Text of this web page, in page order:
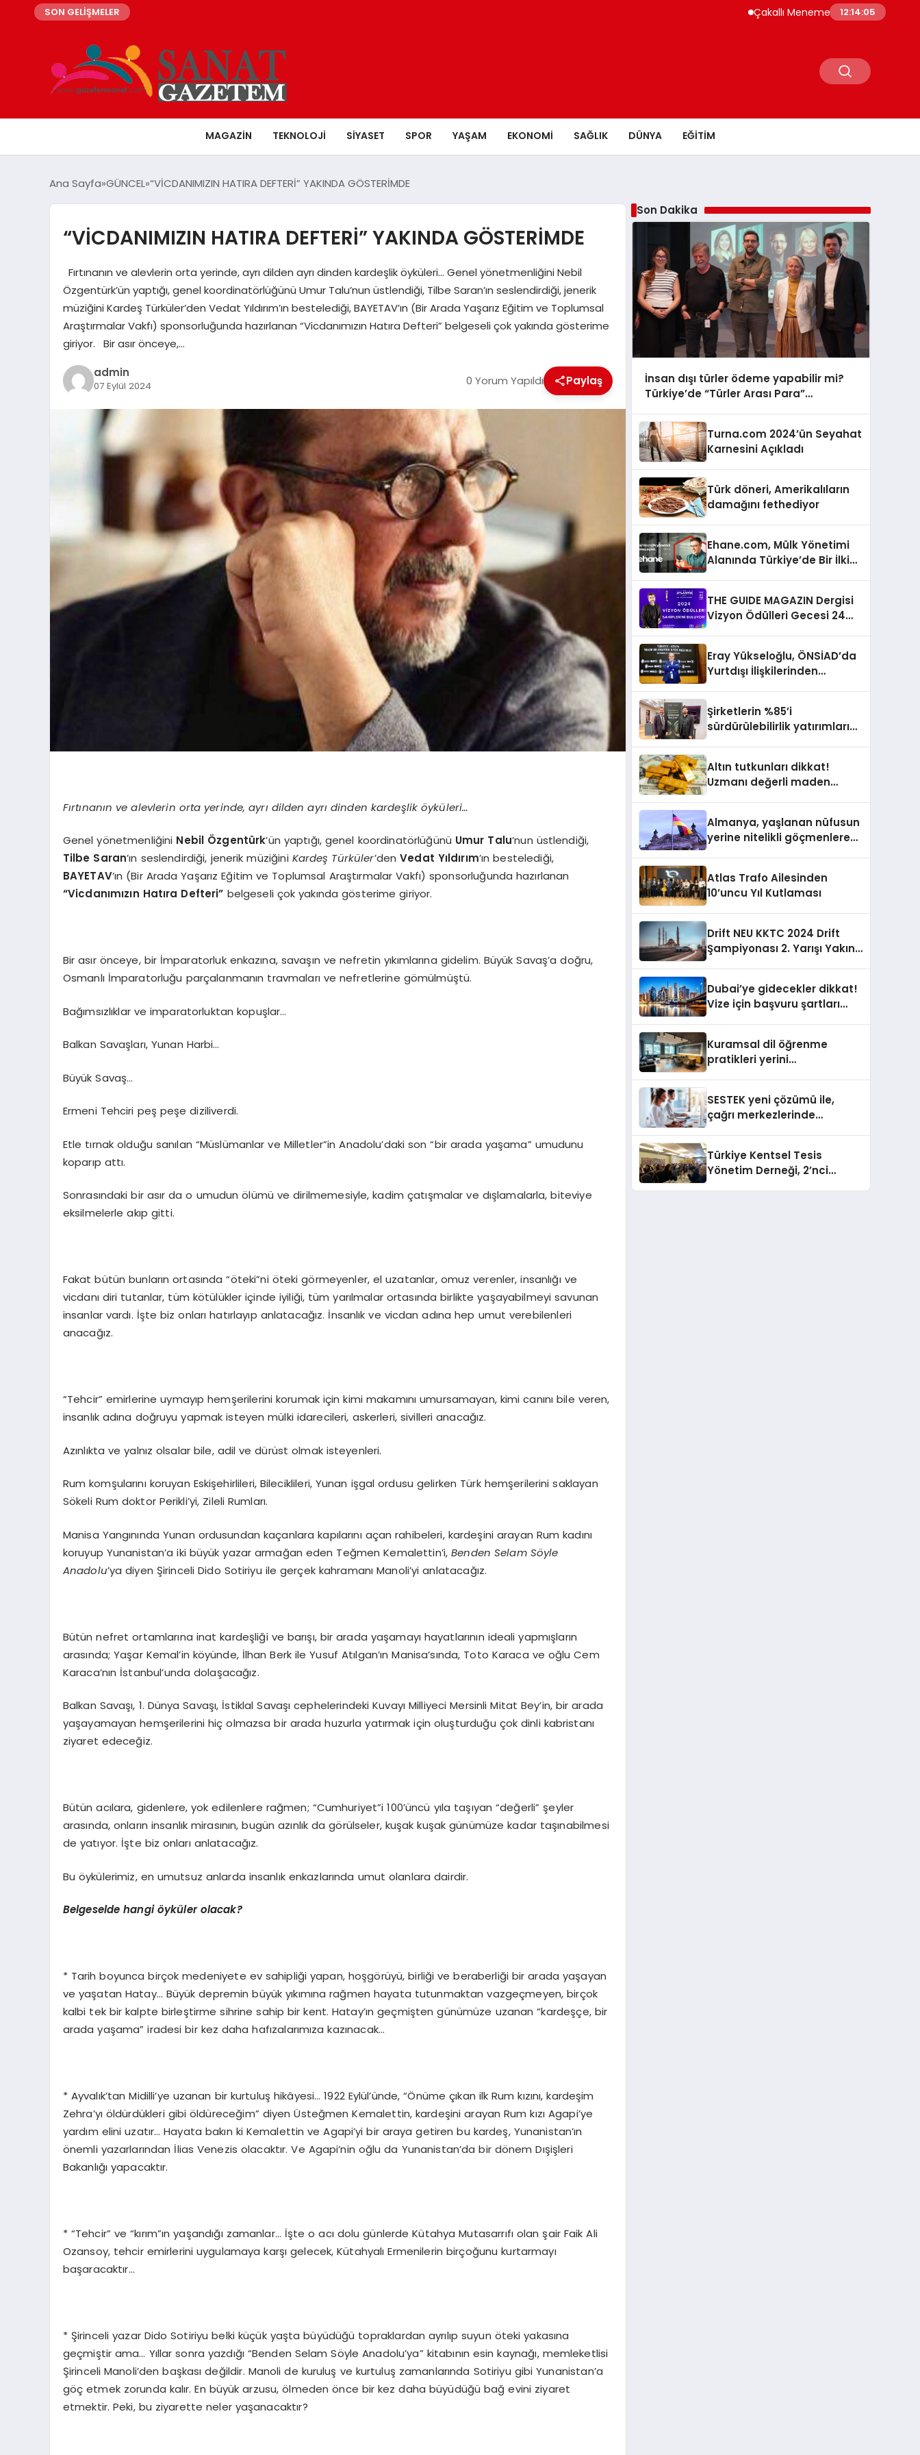
SON GELİŞMELER Çakallı Menemeni Neden Meşhur?
12:14:06
MAGAZIN TEKNOLOJI SIYASET SPOR YAŞAM EKONOMI SAĞLIK DÜNYA EĞITIM
Ana Sayfa GÜNCEL “VİCDANIMIZIN HATIRA DEFTERİ” YAKINDA GÖSTERİMDE
“VİCDANIMIZIN HATIRA DEFTERİ” YAKINDA GÖSTERİMDE
Fırtınanın ve alevlerin orta yerinde, ayrı dilden ayrı dinden kardeşlik öyküleri… Genel yönetmenliğini Nebil
Özgentürk’ün yaptığı, genel koordinatörlüğünü Umur Talu’nun üstlendiği, Tilbe Saran’ın seslendirdiği, jenerik
müziğini Kardeş Türküler’den Vedat Yıldırım’ın bestelediği, BAYETAV’ın (Bir Arada Yaşarız Eğitim ve Toplumsal
Araştırmalar Vakfı) sponsorluğunda hazırlanan “Vicdanımızın Hatıra Defteri” belgeseli çok yakında gösterime
giriyor. Bir asır önceye,…
admin
07 Eylül 2024 0 Yorum Yapıldı Paylaş
Fırtınanın ve alevlerin orta yerinde, ayrı dilden ayrı dinden kardeşlik öyküleri…
Genel yönetmenliğini Nebil Özgentürk’ün yaptığı, genel koordinatörlüğünü Umur Talu’nun üstlendiği,
Tilbe Saran’ın seslendirdiği, jenerik müziğini Kardeş Türküler’denVedat Yıldırım’ın bestelediği,
BAYETAV’ın (Bir Arada Yaşarız Eğitim ve Toplumsal Araştırmalar Vakfı) sponsorluğunda hazırlanan
“Vicdanımızın Hatıra Defteri” belgeseli çok yakında gösterime giriyor.
Bir asır önceye, bir İmparatorluk enkazına, savaşın ve nefretin yıkımlarına gidelim. Büyük Savaş’a doğru,
Osmanlı İmparatorluğu parçalanmanın travmaları ve nefretlerine gömülmüştü.
Bağımsızlıklar ve imparatorluktan kopuşlar…
Balkan Savaşları, Yunan Harbi…
Büyük Savaş…
Ermeni Tehciri peş peşe diziliverdi.
Etle tırnak olduğu sanılan “Müslümanlar ve Milletler”in Anadolu’daki son “bir arada yaşama” umudunu
koparıp attı.
Sonrasındaki bir asır da o umudun ölümü ve dirilmemesiyle, kadim çatışmalar ve dışlamalarla, biteviye
eksilmelerle akıp gitti.
Fakat bütün bunların ortasında “öteki”ni öteki görmeyenler, el uzatanlar, omuz verenler, insanlığı ve
vicdanı diri tutanlar, tüm kötülükler içinde iyiliği, tüm yarılmalar ortasında birlikte yaşayabilmeyi savunan
insanlar vardı. İşte biz onları hatırlayıp anlatacağız. İnsanlık ve vicdan adına hep umut verebilenleri
anacağız.
“Tehcir” emirlerine uymayıp hemşerilerini korumak için kimi makamını umursamayan, kimi canını bile veren,
insanlık adına doğruyu yapmak isteyen mülki idarecileri, askerleri, sivilleri anacağız.
Azınlıkta ve yalnız olsalar bile, adil ve dürüst olmak isteyenleri.
Rum komşularını koruyan Eskişehirlileri, Bileciklileri, Yunan işgal ordusu gelirken Türk hemşerilerini saklayan
Sökeli Rum doktor Perikli’yi, Zileli Rumları.
Manisa Yangınında Yunan ordusundan kaçanlara kapılarını açan rahibeleri, kardeşini arayan Rum kadını
koruyup Yunanistan’a iki büyük yazar armağan eden Teğmen Kemalettin’i,Benden Selam Söyle
Anadolu’ya diyen Şirinceli Dido Sotiriyu ile gerçek kahramanı Manoli’yi anlatacağız.
Bütün nefret ortamlarına inat kardeşliği ve barışı, bir arada yaşamayı hayatlarının ideali yapmışların
arasında; Yaşar Kemal’in köyünde, İlhan Berk ile Yusuf Atılgan’ın Manisa’sında, Toto Karaca ve oğlu Cem
Karaca’nın İstanbul’unda dolaşacağız.
Balkan Savaşı, 1. Dünya Savaşı, İstiklal Savaşı cephelerindeki Kuvayı Milliyeci Mersinli Mitat Bey’in, bir arada
yaşayamayan hemşerilerini hiç olmazsa bir arada huzurla yatırmak için oluşturduğu çok dinli kabristanı
ziyaret edeceğiz.
Bütün acılara, gidenlere, yok edilenlere rağmen; “Cumhuriyet”i 100’üncü yıla taşıyan “değerli” şeyler
arasında, onların insanlık mirasının, bugün azınlık da görülseler, kuşak kuşak günümüze kadar taşınabilmesi
de yatıyor. İşte biz onları anlatacağız.
Bu öykülerimiz, en umutsuz anlarda insanlık enkazlarında umut olanlara dairdir.
Belgeselde hangi öyküler olacak?
* Tarih boyunca birçok medeniyete ev sahipliği yapan, hoşgörüyü, birliği ve beraberliği bir arada yaşayan
ve yaşatan Hatay… Büyük depremin büyük yıkımına rağmen hayata tutunmaktan vazgeçmeyen, birçok
kalbi tek bir kalpte birleştirme sihrine sahip bir kent. Hatay’ın geçmişten günümüze uzanan “kardeşçe, bir
arada yaşama” iradesi bir kez daha hafızalarımıza kazınacak…
* Ayvalık’tan Midilli’ye uzanan bir kurtuluş hikâyesi… 1922 Eylül’ünde, “Önüme çıkan ilk Rum kızını, kardeşim
Zehra’yı öldürdükleri gibi öldüreceğim” diyen Üsteğmen Kemalettin, kardeşini arayan Rum kızı Agapi’ye
yardım elini uzatır… Hayata bakın ki Kemalettin ve Agapi’yi bir araya getiren bu kardeş, Yunanistan’ın
önemli yazarlarından İlias Venezis olacaktır. Ve Agapi’nin oğlu da Yunanistan’da bir dönem Dışişleri
Bakanlığı yapacaktır.
* “Tehcir” ve “kırım”ın yaşandığı zamanlar… İşte o acı dolu günlerde Kütahya Mutasarrıfı olan şair Faik Ali
Ozansoy, tehcir emirlerini uygulamaya karşı gelecek, Kütahyalı Ermenilerin birçoğunu kurtarmayı
başaracaktır…
* Şirinceli yazar Dido Sotiriyu belki küçük yaşta büyüdüğü topraklardan ayrılıp suyun öteki yakasına
geçmiştir ama… Yıllar sonra yazdığı “Benden Selam Söyle Anadolu’ya” kitabının esin kaynağı, memleketlisi
Şirinceli Manoli’den başkası değildir. Manoli de kuruluş ve kurtuluş zamanlarında Sotiriyu gibi Yunanistan’a
göç etmek zorunda kalır. En büyük arzusu, ölmeden önce bir kez daha büyüdüğü bağ evini ziyaret
etmektir. Peki, bu ziyarette neler yaşanacaktır?
Son Dakika
İnsan dışı türler ödeme yapabilir mi?
Türkiye’de “Türler Arası Para”
Turna.com 2024’ün Seyahat
Karnesini Açıkladı
Türk döneri, Amerikalıların
damağını fethediyor
Ehane.com, Mülk Yönetimi
Alanında Türkiye’de Bir İlki
THE GUIDE MAGAZIN Dergisi
Vizyon Ödülleri Gecesi 24
Eray Yükseloğlu, ÖNSİAD’da
Yurtdışı İlişkilerinden
Şirketlerin %85’i
sürdürülebilirlik yatırımlarını
Altın tutkunları dikkat!
Uzmanı değerli maden
Almanya, yaşlanan nüfusun
yerine nitelikli göçmenlere
Atlas Trafo Ailesinden
10’uncu Yıl Kutlaması
Drift NEU KKTC 2024 Drift
Şampiyonası 2. Yarışı Yakın
Dubai’ye gidecekler dikkat!
Vize için başvuru şartları
Kuramsal dil öğrenme
pratikleri yerini
SESTEK yeni çözümü ile,
çağrı merkezlerinde
Türkiye Kentsel Tesis
Yönetim Derneği, 2’nci